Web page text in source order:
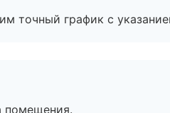
точный график с
помещения.